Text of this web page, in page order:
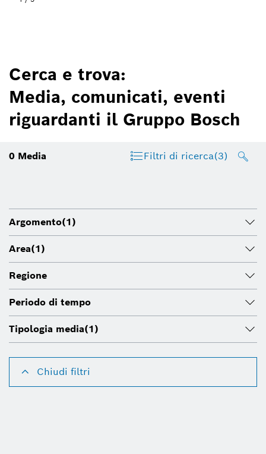
Cerca e trova:
Media, comunicati, eventi
riguardanti il Gruppo Bosch
0 Media Filtri di ricerca(3)
Argomento(1)
Area(1)
Regione
Periodo di tempo
Tipologia media(1)
Chiudi filtri